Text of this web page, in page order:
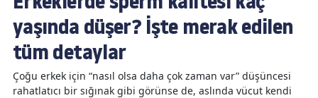
yaşında düşer? İşte merak edilen
tüm detaylar
Çoğu erkek için “nasıl olsa daha çok zaman var” düşüncesi
rahatlatıcı bir sığınak gibi görünse de, aslında vücut kendi